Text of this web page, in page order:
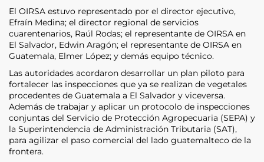
El OIRSA estuvo representado por el director ejecutivo,
Efraín Medina; el director regional de servicios
cuarentenarios, Raúl Rodas; el representante de OIRSA en
El Salvador, Edwin Aragón; el representante de OIRSA en
Guatemala, Elmer López; y demás equipo técnico.
Las autoridades acordaron desarrollar un plan piloto para
fortalecer las inspecciones que ya se realizan de vegetales
procedentes de Guatemala a El Salvador y viceversa.
Además de trabajar y aplicar un protocolo de inspecciones
conjuntas del Servicio de Protección Agropecuaria (SEPA) y
la Superintendencia de Administración Tributaria (SAT),
para agilizar el paso comercial del lado guatemalteco de la
frontera.